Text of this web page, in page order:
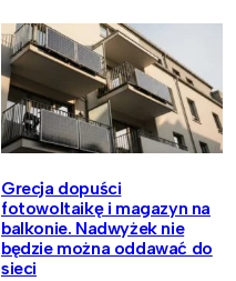
Grecja dopuści
fotowoltaikę i magazyn na
balkonie. Nadwyżek nie
będzie można oddawać do
sieci